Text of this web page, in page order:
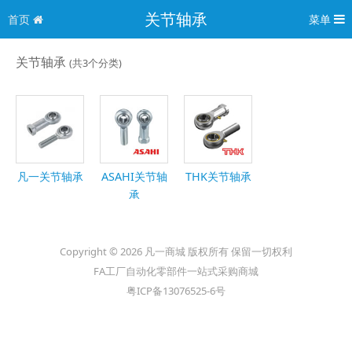
首页 关节轴承 菜单
关节轴承 (共3个分类)
凡一关节轴承
ASAHI关节轴
承
THK关节轴承
Copyright © 2026 凡一商城 版权所有 保留一切权利
FA工厂自动化零部件一站式采购商城
粤ICP备13076525-6号